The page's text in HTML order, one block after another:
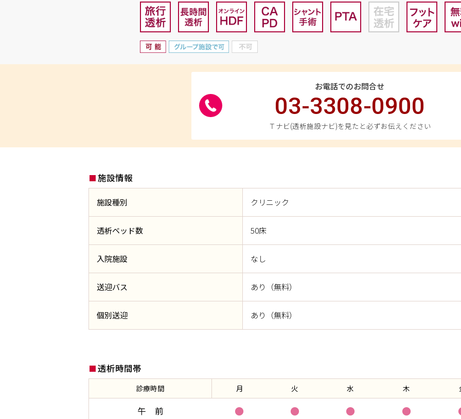
お電話でのお問合せ
03-3308-0900
Ｔナビ(透析施設ナビ)を見たと必ずお伝えください
施設情報
施設種別 クリニック
透析ベッド数 50床
入院施設 なし
送迎バス あり（無料）
個別送迎 あり（無料）
透析時間帯
診療時間 月 火 水 木
午 前 ● ● ● ●